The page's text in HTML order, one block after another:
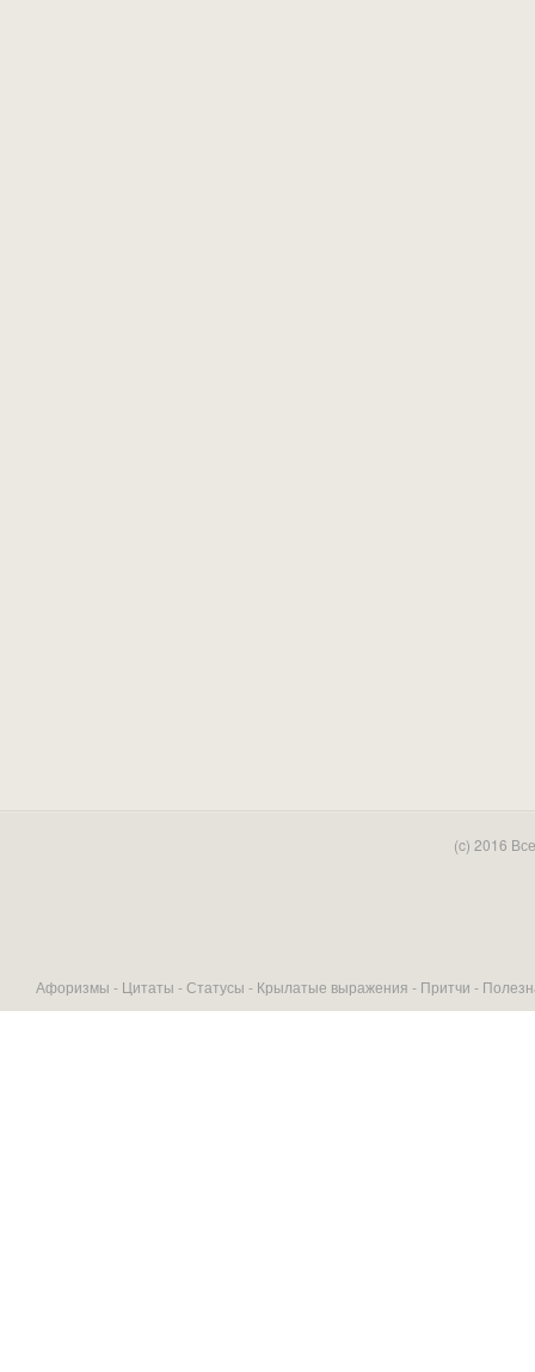
(c) 2016
Афоризмы - Цитаты -Статусы - Крылатые выражения - Притчи -